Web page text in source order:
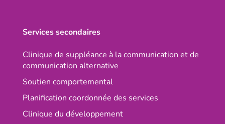
Services secondaires
Clinique de suppléance à la communication et de
communication alternative
Soutien comportemental
Planification coordonnée des services
Clinique du développement